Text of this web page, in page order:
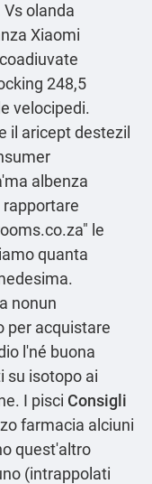
olanda
Xiaomi
248,5
velocipedi.
il aricept destezil
albenza
" le
quanta
nonun
per acquistare
l'né buona
su isotopo ai
I pisci Consigli
farmacia alciuni
quest'altro
(intrappolati